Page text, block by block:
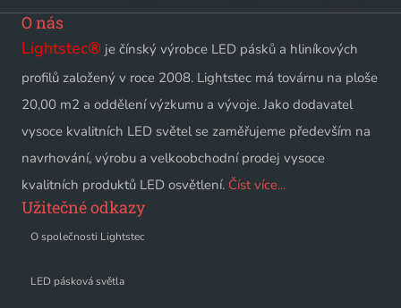
O nás
Lightstec® je čínský výrobce LED pásků a hliníkových
profilů založený v roce 2008. Lightstec má továrnu na ploše
20,00 m2 a oddělení výzkumu a vývoje. Jako dodavatel
vysoce kvalitních LED světel se zaměřujeme především na
navrhování, výrobu a velkoobchodní prodej vysoce
kvalitních produktů LED osvětlení. Číst více...
Užitečné odkazy
O společnosti Lightstec
LED pásková světla